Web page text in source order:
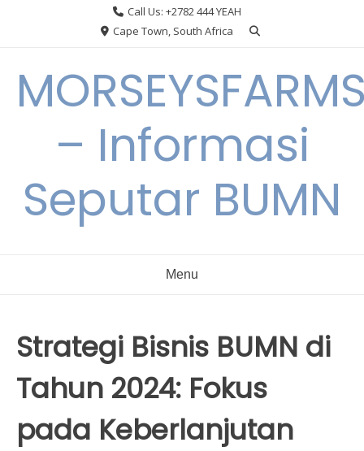
Call Us: +2782 444 YEAH
Cape Town, South Africa
– Informasi
Seputar BUMN
Menu
Strategi Bisnis BUMN di
Tahun 2024: Fokus
pada Keberlanjutan